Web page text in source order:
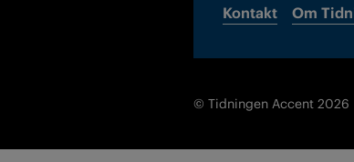
Kontakt Om
© Tidningen Accent 2026